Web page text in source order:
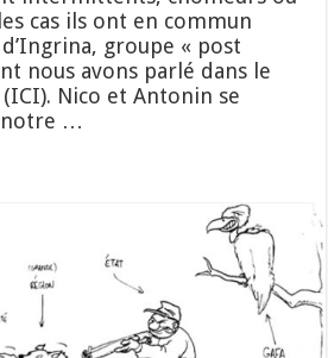
cas ils ont en commun
groupe « post
nous avons parlé dans le
Nico et Antonin se
notre …